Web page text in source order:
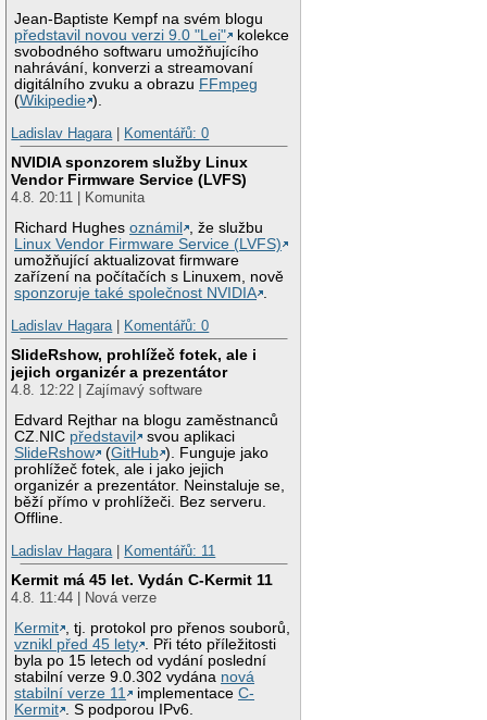
Jean-Baptiste Kempf na svém blogu
představil novou verzi 9.0 "Lei"
kolekce
svobodného softwaru umožňujícího
nahrávání, konverzi a streamovaní
digitálního zvuku a obrazu FFmpeg
(Wikipedie ).
Ladislav Hagara| Komentářů: 0
NVIDIA sponzorem služby Linux
Vendor Firmware Service (LVFS)
4.8. 20:11 | Komunita
Richard Hughesoznámil
, že službu
Linux Vendor Firmware Service (LVFS)
umožňující aktualizovat firmware
zařízení na počítačích s Linuxem, nově
sponzoruje také společnost NVIDIA .
Ladislav Hagara| Komentářů: 0
SlideRshow, prohlížeč fotek, ale i
jejich organizér a prezentátor
4.8. 12:22 | Zajímavý software
Edvard Rejthar na blogu zaměstnanců
CZ.NIC představil
svou aplikaci
SlideRshow
(GitHub ). Funguje jako
prohlížeč fotek, ale i jako jejich
organizér a prezentátor. Neinstaluje se,
běží přímo v prohlížeči. Bez serveru.
Offline.
Ladislav Hagara| Komentářů: 11
Kermit má 45 let. Vydán C-Kermit 11
4.8. 11:44 | Nová verze
Kermit , tj. protokol pro přenos souborů,
vznikl před 45 lety . Při této příležitosti
byla po 15 letech od vydání poslední
stabilní verze 9.0.302 vydána nová
stabilní verze 11
implementaceC-
Kermit . S podporou IPv6.